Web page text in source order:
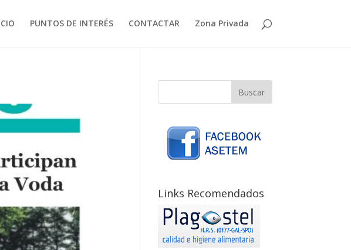
PUNTOS DE INTERÉS CONTACTAR Zona Privada
Links Recomendados